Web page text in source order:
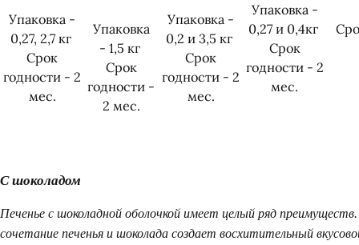
Упаковка -
0,27, 2,7 кг
Срок
годности - 2
мес.
Упаковка
- 1,5 кг
Срок
годности -
2 мес.
Упаковка -
0,2 и 3,5 кг
Срок
годности - 2
мес.
Упаковка -
0,27 и 0,4кг
Срок
годности - 2
мес.
С шоколадом
Печенье с шоколадной оболочкой имеет целый ряд
сочетание печенья и шоколада создает восхитительный
Версия для компьютера